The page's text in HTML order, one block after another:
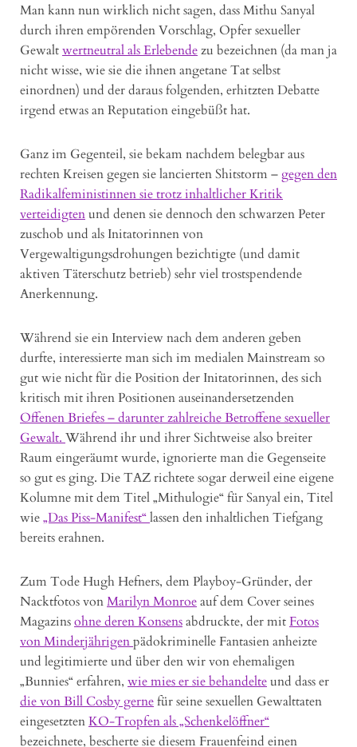
Man kann nun wirklich nicht sagen, dass Mithu Sanyal
durch ihren empörenden Vorschlag, Opfer sexueller
Gewaltwertneutral als Erlebendezu bezeichnen (da man ja
nicht wisse, wie sie die ihnen angetane Tat selbst
einordnen) und der daraus folgenden, erhitzten Debatte
irgend etwas an Reputation eingebüßt hat.
Ganz im Gegenteil, sie bekam nachdem belegbar aus
rechten Kreisen gegen sie lancierten Shitstorm –gegen den
Radikalfeministinnen sie trotz inhaltlicher Kritik
verteidigtenund denen sie dennoch den schwarzen Peter
zuschob und als Initatorinnen von
Vergewaltigungsdrohungen bezichtigte (und damit
aktiven Täterschutz betrieb) sehr viel trostspendende
Anerkennung.
Während sie ein Interview nach dem anderen geben
durfte, interessierte man sich im medialen Mainstream so
gut wie nicht für die Position der Initatorinnen, des sich
kritisch mit ihren Positionen auseinandersetzenden
Offenen Briefes – darunter zahlreiche Betroffene sexueller
Gewalt. Während ihr und ihrer Sichtweise also breiter
Raum eingeräumt wurde, ignorierte man die Gegenseite
so gut es ging. Die TAZ richtete sogar derweil eine eigene
Kolumne mit dem Titel „Mithulogie“ für Sanyal ein, Titel
wie„Das Piss-Manifest“lassen den inhaltlichen Tiefgang
bereits erahnen.
Zum Tode Hugh Hefners, dem Playboy-Gründer, der
Nacktfotos vonMarilyn Monroeauf dem Cover seines
Magazinsohne deren Konsensabdruckte, der mit Fotos
von Minderjährigenpädokriminelle Fantasien anheizte
und legitimierte und über den wir von ehemaligen
„Bunnies“ erfahren, wie mies er sie behandelteund dass er
die von Bill Cosby gernefür seine sexuellen Gewalttaten
eingesetztenKO-Tropfen als „Schenkelöffner“
bezeichnete, bescherte sie diesem Frauenfeind einen